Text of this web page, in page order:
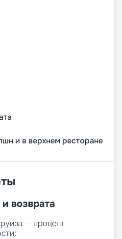
и в верхнем ресторане
возврата
— процент